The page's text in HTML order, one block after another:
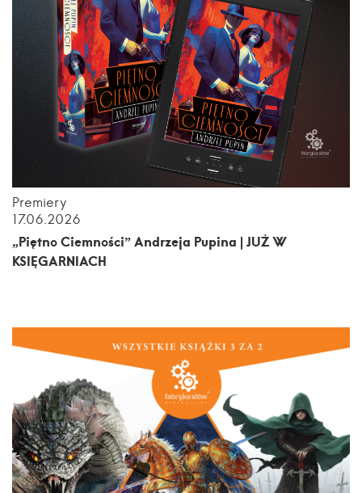
Premiery
17.06.2026
„Piętno Ciemności” Andrzeja Pupina | JUŻ W
KSIĘGARNIACH